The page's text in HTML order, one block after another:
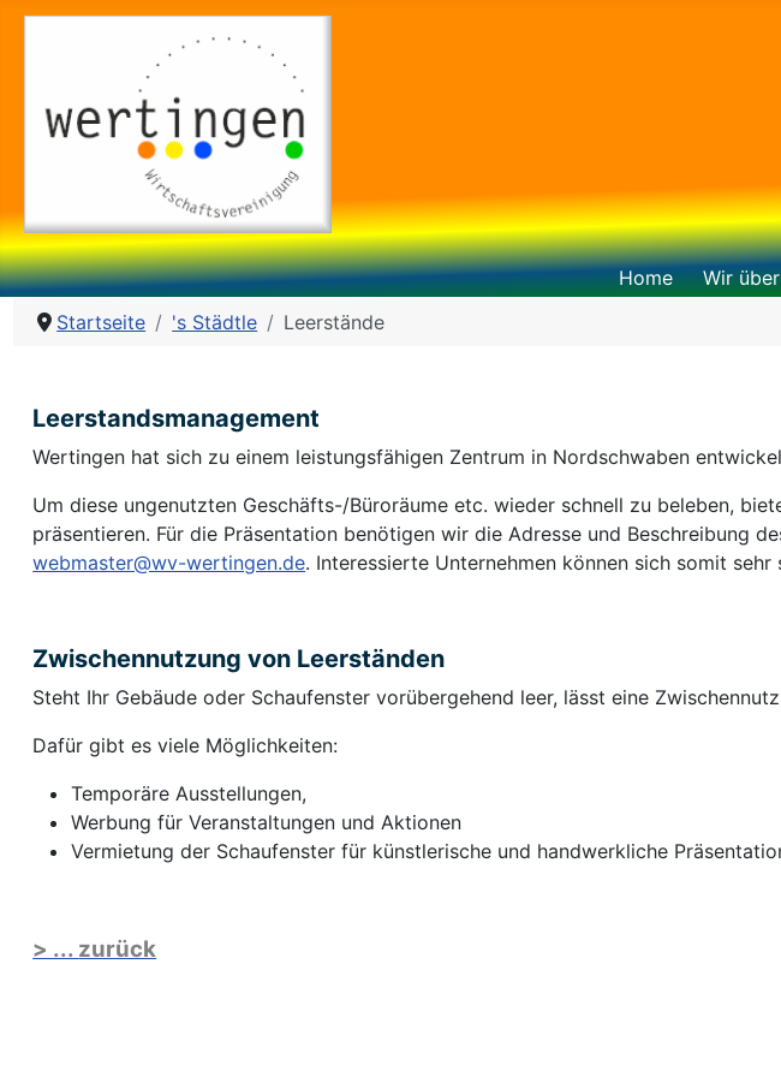
Home Wir
Startseite
's Städtle Leerstände
Leerstandsmanagement
Wertingen hat sich zu einem leistungsfähigen Zentrum in Nordschwaben
Um diese ungenutzten Geschäfts-/Büroräume etc. wieder schnell zu beleben,
präsentieren. Für die Präsentation benötigen wir die Adresse und Beschreibung
webmaster@wv-wertingen.de. Interessierte Unternehmen können sich somit
Zwischennutzung von Leerständen
Steht Ihr Gebäude oder Schaufenster vorübergehend leer, lässt eine
Dafür gibt es viele Möglichkeiten:
Temporäre Ausstellungen,
Werbung für Veranstaltungen und Aktionen
Vermietung der Schaufenster für künstlerische und handwerkliche
> ... zurück